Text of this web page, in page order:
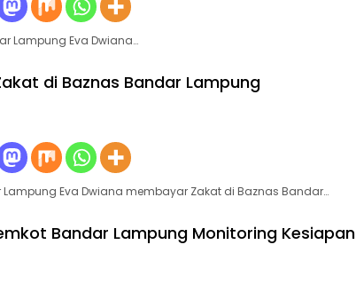
Lampung Eva Dwiana…
di Baznas Bandar Lampung
Eva Dwiana membayar Zakat di Baznas Bandar…
Bandar Lampung Monitoring Kesiapan